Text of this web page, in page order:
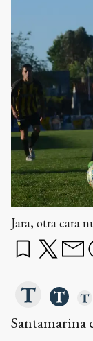
Jara, otra cara
Santamarina